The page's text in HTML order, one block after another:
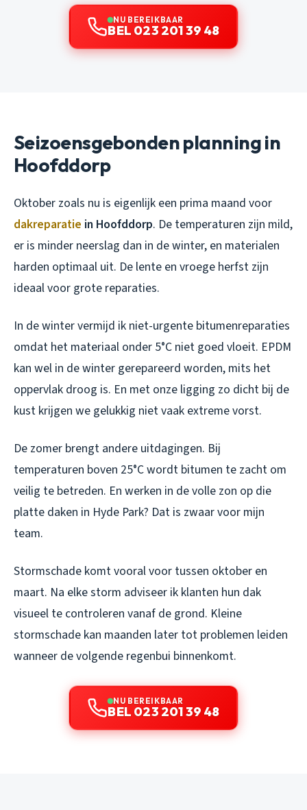
NU BEREIKBAAR
BEL 023 201 39 48
Seizoensgebonden planning in
Hoofddorp
Oktober zoals nu is eigenlijk een prima maand voor
dakreparatie in Hoofddorp. De temperaturen zijn mild,
er is minder neerslag dan in de winter, en materialen
harden optimaal uit. De lente en vroege herfst zijn
ideaal voor grote reparaties.
In de winter vermijd ik niet-urgente bitumenreparaties
omdat het materiaal onder 5°C niet goed vloeit. EPDM
kan wel in de winter gerepareerd worden, mits het
oppervlak droog is. En met onze ligging zo dicht bij de
kust krijgen we gelukkig niet vaak extreme vorst.
De zomer brengt andere uitdagingen. Bij
temperaturen boven 25°C wordt bitumen te zacht om
veilig te betreden. En werken in de volle zon op die
platte daken in Hyde Park? Dat is zwaar voor mijn
team.
Stormschade komt vooral voor tussen oktober en
maart. Na elke storm adviseer ik klanten hun dak
visueel te controleren vanaf de grond. Kleine
stormschade kan maanden later tot problemen leiden
wanneer de volgende regenbui binnenkomt.
NU BEREIKBAAR
BEL 023 201 39 48